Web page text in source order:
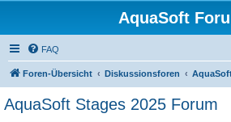
AquaSoft
FAQ
Foren-Übersicht Diskussionsforen
AquaSoft Stages 2025 Forum